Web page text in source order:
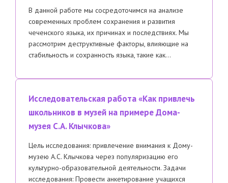
В данной работе мы сосредоточимся на анализе
современных проблем сохранения и развития
чеченского языка, их причинах и последствиях. Мы
рассмотрим деструктивные факторы, влияющие на
стабильность и сохранность языка, такие как…
Исследовательская работа «Как привлечь
школьников в музей на примере Дома-
музея С.А. Клычкова»
Цель исследования: привлечение внимания к Дому-
музею А.С. Клычкова через популяризацию его
культурно-образовательной деятельности. Задачи
исследования: Провести анкетирование учащихся